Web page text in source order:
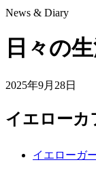
News & Diary
日々の
2025年9月28日
イエローカ
イエローガ